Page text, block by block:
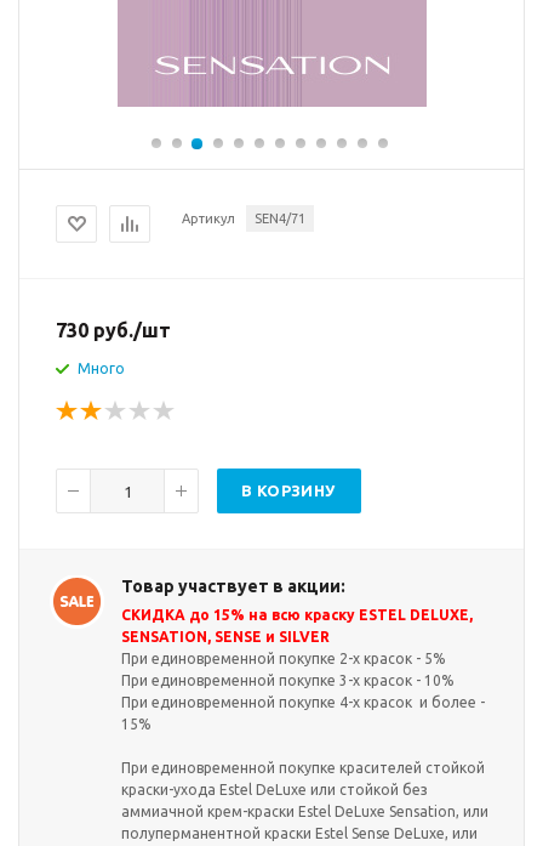
Артикул SEN4/71
730 руб./шт
Много
В КОРЗИНУ
Товар участвует в акции:
СКИДКА до 15% на всю краску ESTEL DELUXE,
SENSATION, SENSE и SILVER
При единовременной покупке 2-х красок - 5%
При единовременной покупке 3-х красок - 10%
При единовременной покупке 4-х красок и более -
15%
При единовременной покупке красителей стойкой
краски-ухода Estel DeLuxe или стойкой без
аммиачной крем-краски Estel DeLuxe Sensation, или
полуперманентной краски Estel Sense DeLuxe, или